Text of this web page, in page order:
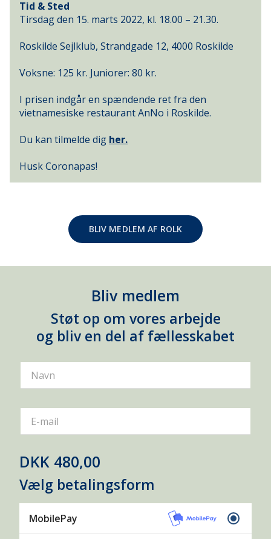
Tid & Sted
Tirsdag den 15. marts 2022, kl. 18.00 – 21.30.
Roskilde Sejlklub, Strandgade 12, 4000 Roskilde
Voksne: 125 kr. Juniorer: 80 kr.
I prisen indgår en spændende ret fra den
vietnamesiske restaurant AnNo i Roskilde.
Du kan tilmelde dig her.
Husk Coronapas!
BLIV MEDLEM AF ROLK
Bliv medlem
Støt op om vores arbejde
og bliv en del af fællesskabet
Navn
E-mail
DKK 480,00
Vælg betalingsform
MobilePay